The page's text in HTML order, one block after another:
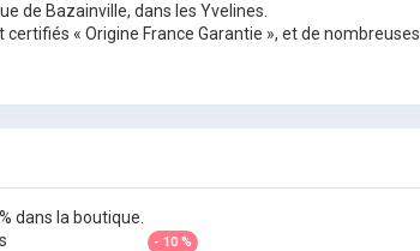
de Bazainville, dans les Yvelines.
« Origine France Garantie », et de nombreuses
dans la boutique.
- 10 %